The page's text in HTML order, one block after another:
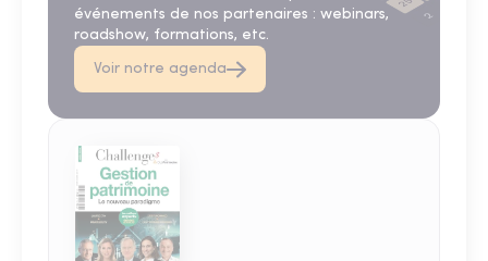
événements de nos partenaires : webinars,
roadshow, formations, etc.
Voir notre agenda